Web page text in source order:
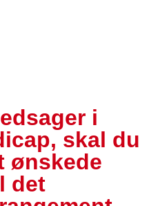
i
skal du
ønskede
det